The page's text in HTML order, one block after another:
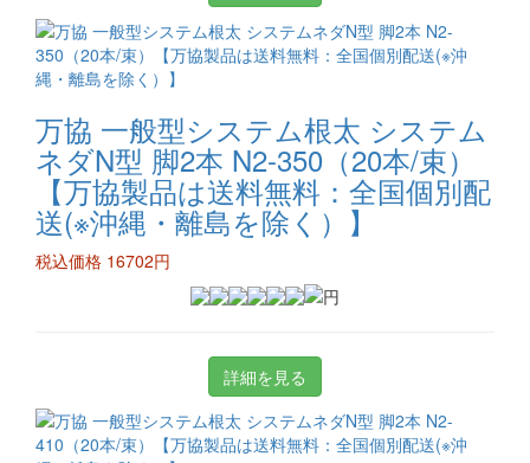
万協 一般型システム根太 システム
ネダN型 脚2本 N2-350（20本/束）
【万協製品は送料無料：全国個別配
送(※沖縄・離島を除く）】
税込価格 16702円
詳細を見る